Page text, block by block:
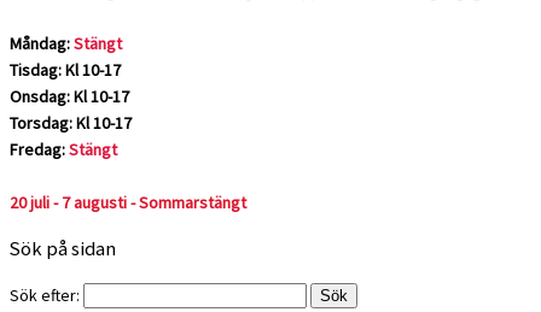
Måndag:Stängt
Tisdag: Kl 10-17
Onsdag: Kl 10-17
Torsdag: Kl 10-17
Fredag:Stängt
20 juli - 7 augusti - Sommarstängt
Sök på sidan
Sök efter: